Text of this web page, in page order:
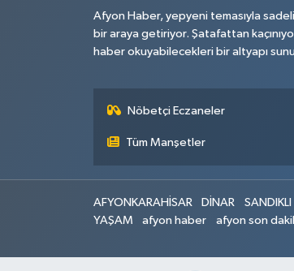
Afyon Haber, yepyeni temasıyla
bir araya getiriyor. Şatafattan
haber okuyabilecekleri bir altyapı
Nöbetçi Eczaneler
Tüm Manşetler
AFYONKARAHİSAR DİNAR SANDIKLI
YAŞAM
afyon haber afyon son